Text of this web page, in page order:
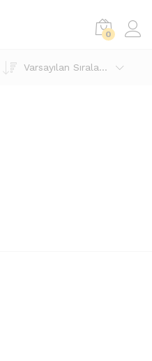
0
Varsayılan Sıralama